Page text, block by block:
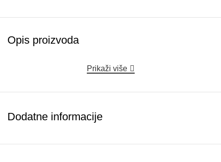
Opis proizvoda
Prikaži više
Dodatne informacije